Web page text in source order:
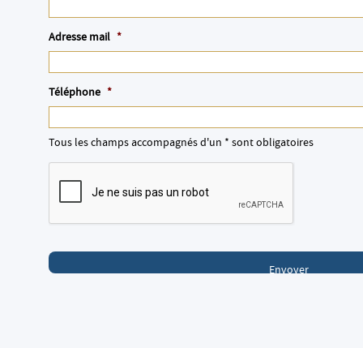
Adresse mail *
Téléphone *
Tous les champs accompagnés d'un * sont obligatoires